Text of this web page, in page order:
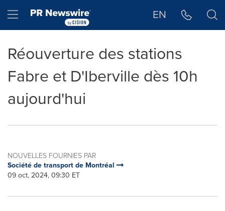
Hamburger menu EN
Réouverture des stations
Fabre et D'Iberville dès 10h
aujourd'hui
NOUVELLES FOURNIES PAR
Société de transport de Montréal
09 oct, 2024, 09:30 ET